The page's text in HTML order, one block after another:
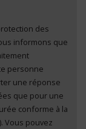
traitement
*
des
informons que
une réponse
que pour une
conforme à la
Vous pouvez